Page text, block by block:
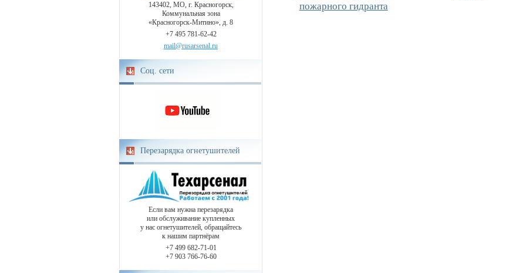
143402, МО, г. Красногорск,
Коммунальная зона
«Красногорск-Митино», д. 8
+7 495 781-62-42
mail@rusarsenal.ru
Соц. сети
Перезарядка огнетушителей
Если вам нужна перезарядка
или обслуживание купленных
у нас огнетушителей, обращайтесь
к нашим партнёрам
+7 499 682-71-01
+7 903 766-76-60
пожарного гидранта